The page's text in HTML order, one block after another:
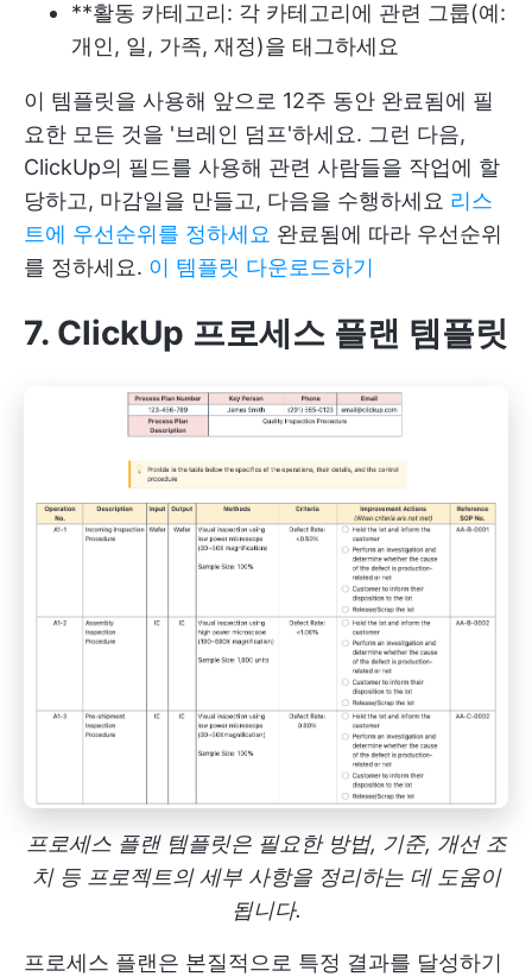
**활동 카테고리: 각 카테고리에 관련 그룹(예:
개인, 일, 가족, 재정)을 태그하세요
이 템플릿을 사용해 앞으로 12주 동안 완료됨에 필
요한 모든 것을 '브레인 덤프'하세요. 그런 다음,
ClickUp의 필드를 사용해 관련 사람들을 작업에 할
당하고, 마감일을 만들고, 다음을 수행하세요 리스
트에 우선순위를 정하세요 완료됨에 따라 우선순위
를 정하세요. 이 템플릿 다운로드하기
7. ClickUp 프로세스 플랜 템플릿
프로세스 플랜 템플릿은 필요한 방법, 기준, 개선 조
치 등 프로젝트의 세부 사항을 정리하는 데 도움이
됩니다.
프로세스 플랜은 본질적으로 특정 결과를 달성하기